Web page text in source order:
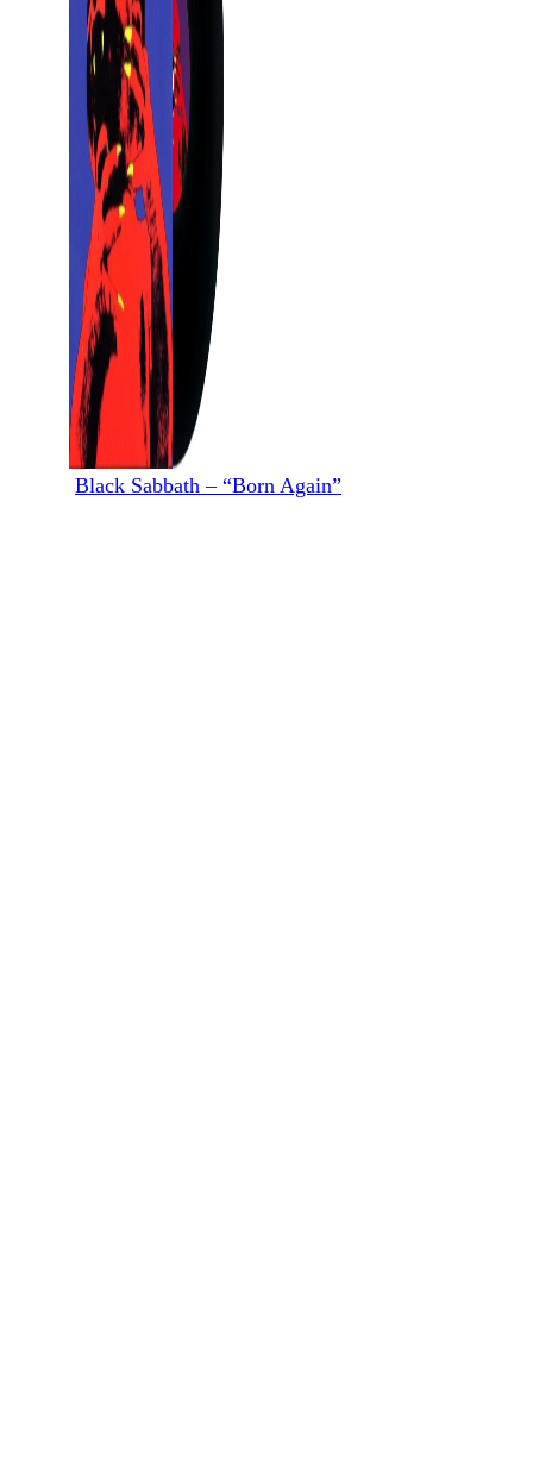
Black Sabbath – “Born Again”